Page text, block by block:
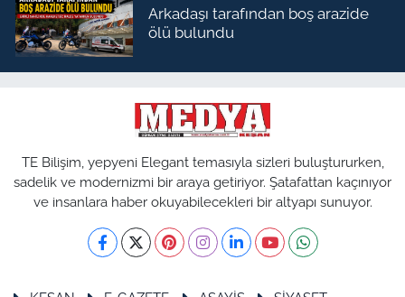
Arkadaşı tarafından boş arazide
ölü bulundu
TE Bilişim, yepyeni Elegant temasıyla sizleri buluştururken,
sadelik ve modernizmi bir araya getiriyor. Şatafattan kaçınıyor
ve insanlara haber okuyabilecekleri bir altyapı sunuyor.